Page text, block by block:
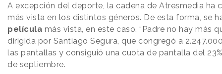
A excepción del deporte, la cadena de Atresmedia ha
más vista en los distintos géneros. De esta forma, se
película más vista, en este caso, “Padre no hay más
dirigida por Santiago Segura, que congregó a
las pantallas y consiguió una cuota de pantalla del
de septiembre.